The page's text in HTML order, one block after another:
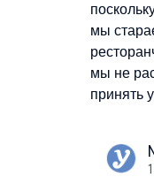
мы
мы не
принять